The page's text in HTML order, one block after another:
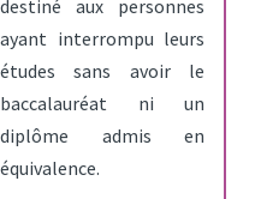
destiné aux personnes
ayant interrompu leurs
études sans avoir le
baccalauréat ni un
diplôme admis en
équivalence.